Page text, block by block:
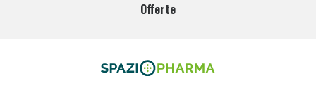
Offerte